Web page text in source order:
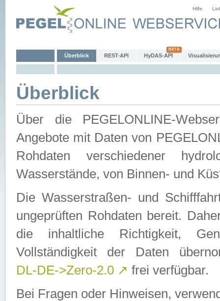
Hilfe
Überblick REST-API HyDAS-API
Überblick
Über die PEGELONLINE-
Angebote mit Daten von
Rohdaten verschiedener
Wasserstände, von Binnen- und
Die Wasserstraßen- und
ungeprüften Rohdaten bereit.
die inhaltliche Richtigkeit,
Vollständigkeit der Daten
DL-DE->Zero-2.0 ↗ frei verfügbar.
Bei Fragen oder Hinweisen,